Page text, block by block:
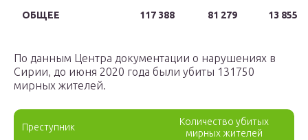
ОБЩЕЕ 117 388 81 279 13 855
По данным Центра документации о нарушениях в
Сирии, до июня 2020 года были убиты 131750
мирных жителей.
Преступник
Количество убитых
мирных жителей